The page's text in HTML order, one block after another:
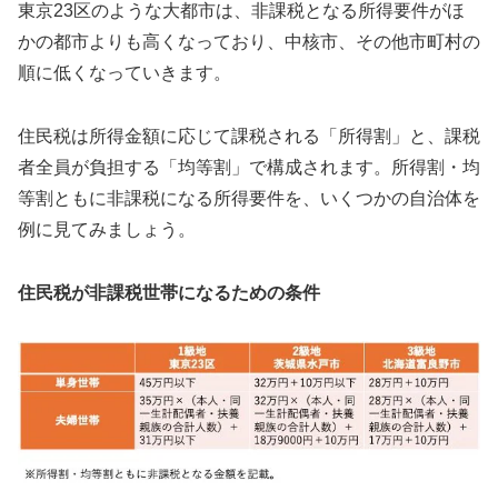
東京23区のような大都市は、非課税となる所得要件がほ
かの都市よりも高くなっており、中核市、その他市町村の
順に低くなっていきます。
住民税は所得金額に応じて課税される「所得割」と、課税
者全員が負担する「均等割」で構成されます。所得割・均
等割ともに非課税になる所得要件を、いくつかの自治体を
例に見てみましょう。
住民税が非課税世帯になるための条件